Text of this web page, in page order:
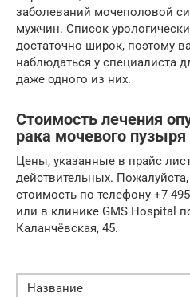
заболеваний мочеполовой
мужчин. Список
достаточно широк, поэтому
наблюдаться у специалиста
даже одного из них.
Стоимость лечения
рака мочевого пузыря
Цены, указанные в прайс
действительных.
стоимость по телефону +7
или в клинике GMS Hospital
Каланчёвская, 45.
Название